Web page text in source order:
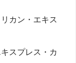
カン・エキス
スプレス・カ